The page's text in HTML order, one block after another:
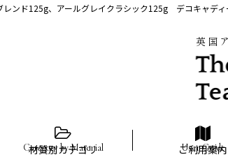
レンド125g、アールグレイクラシック125g デコキャディ
英国
材質別カテゴリ ご利用案内